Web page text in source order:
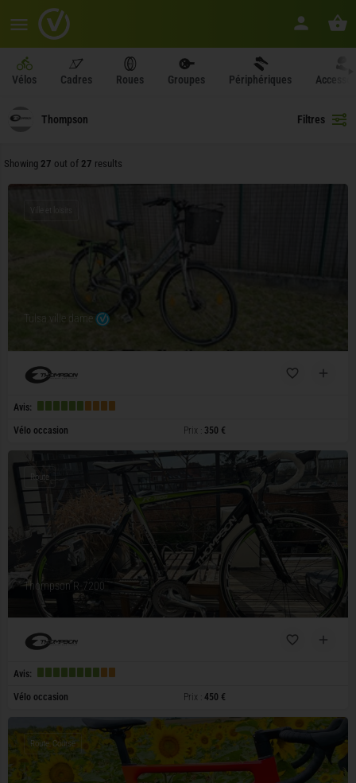
Vélos Cadres Roues Groupes Périphériques
Thompson Filtres
Showing 27 out of 27 results
Tulsa ville dame
Ville et loisirs
Avis:
Vélo occasion Prix : 350 €
Thompson R-7200
Route
Avis:
Vélo occasion Prix : 450 €
Route, Course